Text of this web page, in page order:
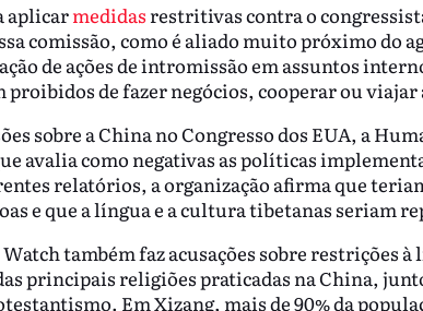
aplicarmedidas restritivas contra o
comissão, como é aliado muito próximo do
de ações de intromissão em assuntos
de fazer negócios, cooperar ou viajar
sobre a China no Congresso dos EUA, a
avalia como negativas as políticas
relatórios, a organização afirma que
e que a língua e a cultura tibetanas seriam
também faz acusações sobre restrições
principais religiões praticadas na China,
Em Xizang, mais de 90% da